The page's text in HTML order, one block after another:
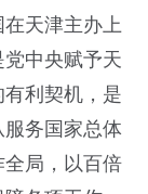
天津主办上
中央赋予天
利契机，是
务国家总体
局，以百倍